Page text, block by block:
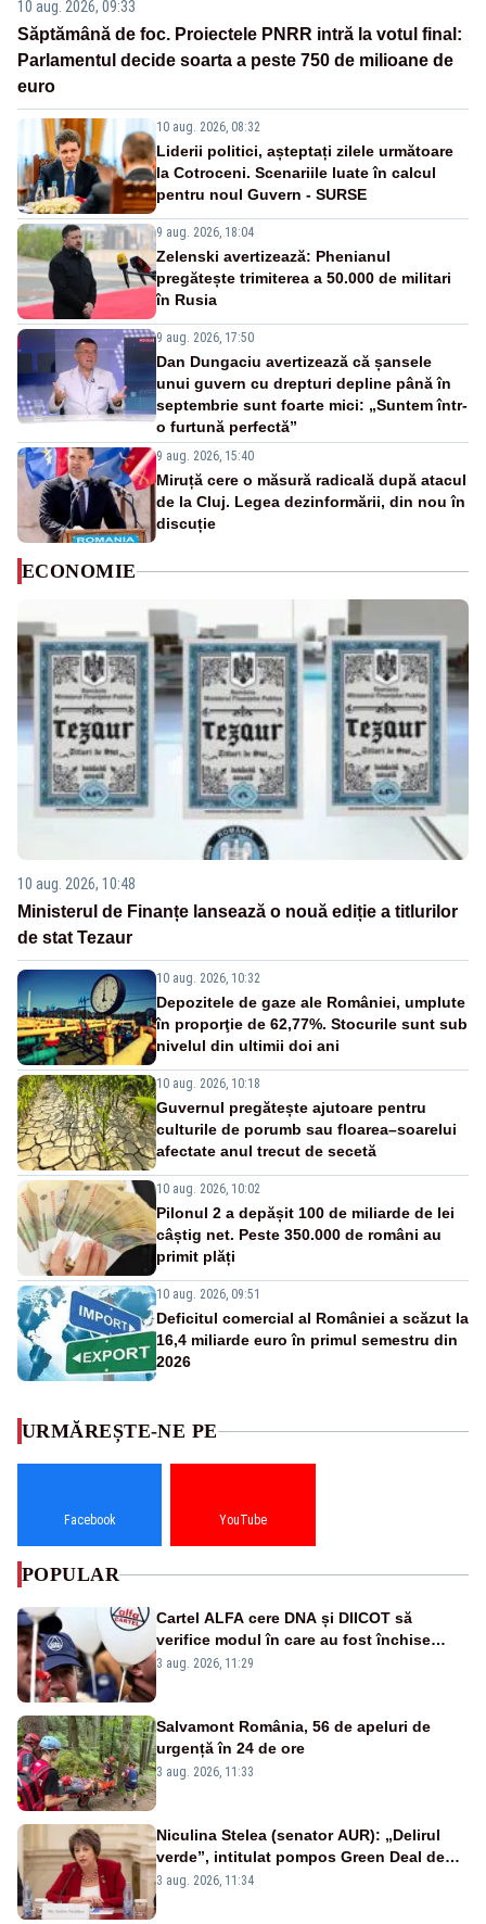
10 aug. 2026, 09:33
Săptămână de foc. Proiectele PNRR intră la votul final:
Parlamentul decide soarta a peste 750 de milioane de
euro
10 aug. 2026, 08:32
Liderii politici, așteptați zilele următoare
la Cotroceni. Scenariile luate în calcul
pentru noul Guvern - SURSE
9 aug. 2026, 18:04
Zelenski avertizează: Phenianul
pregătește trimiterea a 50.000 de militari
în Rusia
9 aug. 2026, 17:50
Dan Dungaciu avertizează că șansele
unui guvern cu drepturi depline până în
septembrie sunt foarte mici: „Suntem într-
o furtună perfectă”
9 aug. 2026, 15:40
Miruță cere o măsură radicală după atacul
de la Cluj. Legea dezinformării, din nou în
discuție
ECONOMIE
10 aug. 2026, 10:48
Ministerul de Finanțe lansează o nouă ediție a titlurilor
de stat Tezaur
10 aug. 2026, 10:32
Depozitele de gaze ale României, umplute
în proporţie de 62,77%. Stocurile sunt sub
nivelul din ultimii doi ani
10 aug. 2026, 10:18
Guvernul pregătește ajutoare pentru
culturile de porumb sau floarea–soarelui
afectate anul trecut de secetă
10 aug. 2026, 10:02
Pilonul 2 a depășit 100 de miliarde de lei
câștig net. Peste 350.000 de români au
primit plăți
10 aug. 2026, 09:51
Deficitul comercial al României a scăzut la
16,4 miliarde euro în primul semestru din
2026
URMĂREȘTE-NE PE
Facebook YouTube
POPULAR
Cartel ALFA cere DNA și DIICOT să
verifice modul în care au fost închise
centralele pe cărbune
3 aug. 2026, 11:29
Salvamont România, 56 de apeluri de
urgență în 24 de ore
3 aug. 2026, 11:33
Niculina Stelea (senator AUR): „Delirul
verde”, intitulat pompos Green Deal de
către Bruxelles, este în mare măsură
3 aug. 2026, 11:34